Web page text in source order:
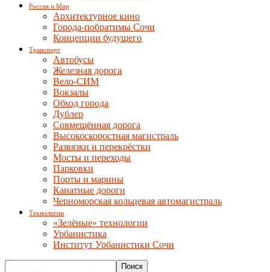
Россия и Мир
Архитектурное кино
Города-побратимы Сочи
Концепции будущего
Транспорт
Автобусы
Железная дорога
Вело-СИМ
Вокзалы
Обход города
Дублер
Совмещённая дорога
Высокоскоростная магистраль
Развязки и перекрёстки
Мосты и переходы
Парковки
Порты и марины
Канатные дороги
Черноморская кольцевая автомагистраль
Технологии
«Зелёные» технологии
Урбанистика
Институт Урбанистики Сочи